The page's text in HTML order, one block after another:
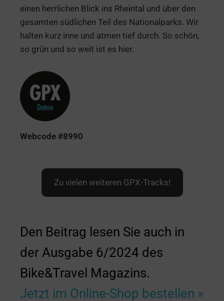
einen herrlichen Blick ins Rheintal und über den
gesamten südlichen Teil des Nationalparks. Wir
halten kurz inne und atmen tief durch. So schön,
so grün und so weit ist es hier.
Webcode #8990
Zu vielen weiteren GPX-Tracks!
Den Beitrag lesen Sie auch in
der Ausgabe 6/2024 des
Bike&Travel Magazins.
Jetzt im Online-Shop bestellen »